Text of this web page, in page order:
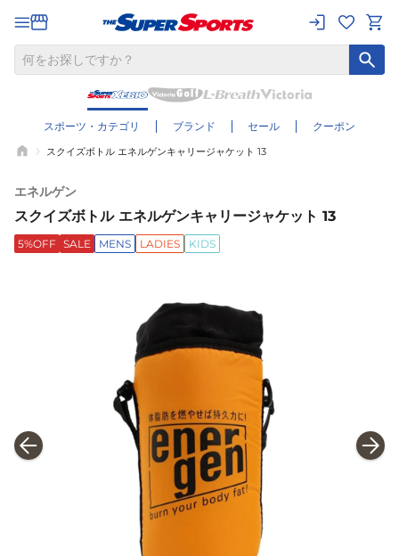
スポーツ・カテゴリ ブランド セール クーポン
スクイズボトル エネルゲンキャリージャケット 13
エネルゲン
スクイズボトル エネルゲンキャリージャケット 13
5%OFF SALE MENS LADIES KIDS